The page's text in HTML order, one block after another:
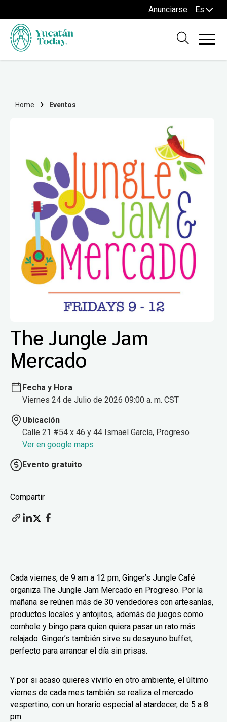
Anunciarse Es
Home Eventos
The Jungle Jam
Mercado
Fecha y Hora
Viernes 24 de Julio de 2026 09:00 a. m. CST
Ubicación
Calle 21 #54 x 46 y 44 Ismael García, Progreso
Ver en google maps
Evento gratuito
Compartir
Cada viernes, de 9 am a 12 pm, Ginger’s Jungle Café
organiza The Jungle Jam Mercado en Progreso. Por la
mañana se reúnen más de 30 vendedores con artesanías,
productos locales y antojitos, además de juegos como
cornhole y bingo para quien quiera pasar un rato más
relajado. Ginger’s también sirve su desayuno buffet,
perfecto para arrancar el día sin prisas.
Y por si acaso quieres vivirlo en otro ambiente, el último
viernes de cada mes también se realiza el mercado
vespertino, con un horario especial al atardecer, de 5 a 8
pm.